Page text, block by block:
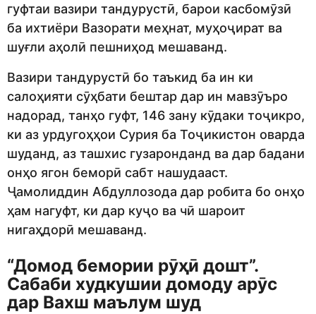
гуфтаи вазири тандурустӣ, барои касбомӯзӣ
ба ихтиёри Вазорати меҳнат, муҳоҷират ва
шуғли аҳолӣ пешниҳод мешаванд.
Вазири тандурустӣ бо таъкид ба ин ки
салоҳияти сӯҳбати бештар дар ин мавзӯъро
надорад, танҳо гуфт, 146 зану кӯдаки тоҷикро,
ки аз урдугоҳҳои Сурия ба Тоҷикистон оварда
шуданд, аз ташхис гузаронданд ва дар бадани
онҳо ягон беморӣ сабт нашудааст.
Ҷамолиддин Абдуллозода дар робита бо онҳо
ҳам нагуфт, ки дар куҷо ва чӣ шароит
нигаҳдорӣ мешаванд.
“Домод бемории рӯҳӣ дошт”.
Сабаби худкушии домоду арӯс
дар Вахш маълум шуд